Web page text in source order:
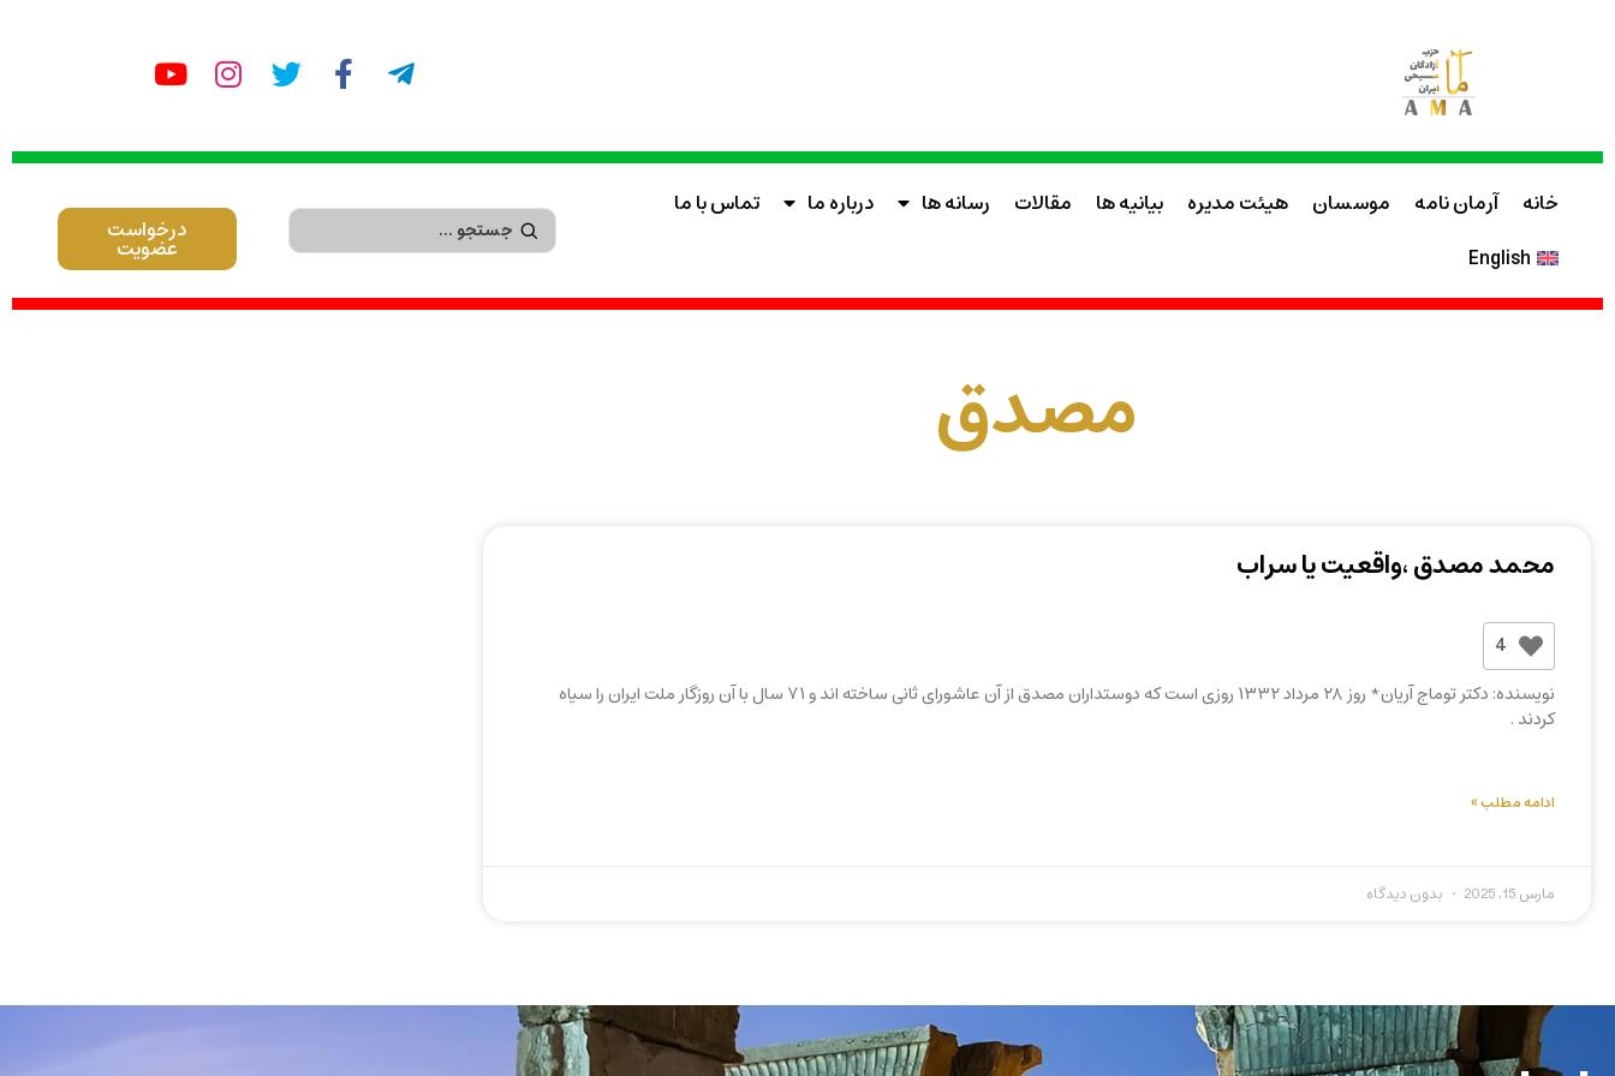
خانه آرمان نامه موسسان هیئت مدیره بیانیه ها مقالات رسانه ها درباره ما
تماس با ما
English
درخواست
عضویت
مصدق
محمد مصدق ،واقعیت یا سراب
4
نویسنده: دکتر توماج آریان* روز ۲۸ مرداد ۱۳۳۲ روزی است که دوستداران مصدق از آن عاشورای ثانی ساخته اند و ۷۱ سال با آن روزگار ملت ایران را سیاه
کردند .
ادامه مطلب »
مارس 15, 2025 بدون دیدگاه